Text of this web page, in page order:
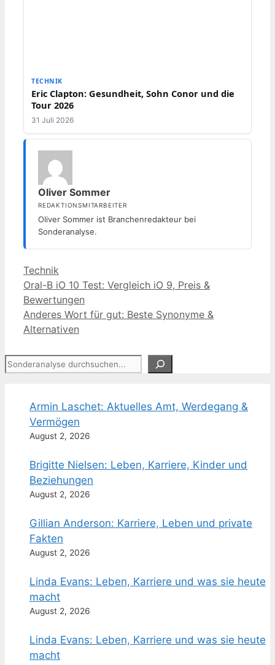
TECHNIK
Eric Clapton: Gesundheit, Sohn Conor und die
Tour 2026
31 Juli 2026
Oliver Sommer
REDAKTIONSMITARBEITER
Oliver Sommer ist Branchenredakteur bei
Sonderanalyse.
Kategorien
Technik
Oral-B iO 10 Test: Vergleich iO 9, Preis &
Bewertungen
Anderes Wort für gut: Beste Synonyme &
Alternativen
Suchen
Armin Laschet: Aktuelles Amt, Werdegang &
Vermögen
August 2, 2026
Brigitte Nielsen: Leben, Karriere, Kinder und
Beziehungen
August 2, 2026
Gillian Anderson: Karriere, Leben und private
Fakten
August 2, 2026
Linda Evans: Leben, Karriere und was sie heute
macht
August 2, 2026
Linda Evans: Leben, Karriere und was sie heute
macht